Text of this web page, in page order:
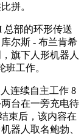
拼。
总部的环形传送
尔斯 - 布兰肯希
旗下人形机器人
工作。
连续自主工作 8
台在一旁充电待
束后，该内容在
器人取名鲍勃、